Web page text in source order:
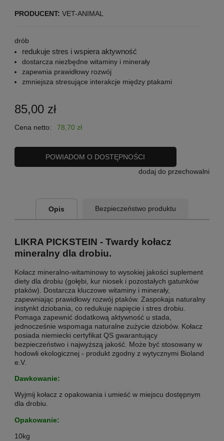
PRODUCENT: VET-ANIMAL
drób
redukuje stres i wspiera aktywność
dostarcza niezbędne witaminy i minerały
zapewnia prawidłowy rozwój
zmniejsza stresujące interakcje między ptakami
85,00 zł
Cena netto: 78,70 zł
POWIADOM O DOSTĘPNOŚCI
dodaj do przechowalni
Opis Bezpieczeństwo produktu
LIKRA PICKSTEIN - Twardy kołacz
mineralny dla drobiu.
Kołacz mineralno-witaminowy to wysokiej jakości suplement
diety dla drobiu (gołębi, kur niosek i pozostałych gatunków
ptaków). Dostarcza kluczowe witaminy i minerały,
zapewniając prawidłowy rozwój ptaków. Zaspokaja naturalny
instynkt dziobania, co redukuje napięcie i stres drobiu.
Pomaga zapewnić dodatkową aktywność u stada,
jednocześnie wspomaga naturalne zużycie dziobów. Kołacz
posiada niemiecki certyfikat QS gwarantujący
bezpieczeństwo i najwyższą jakość. Może być stosowany w
hodowli ekologicznej - produkt zgodny z wytycznymi Bioland
e.V.
Dawkowanie:
Wyjmij kołacz z opakowania i umieść w miejscu dostępnym
dla drobiu.
Opakowanie:
10kg